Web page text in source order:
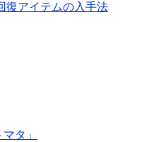
復アイテムの入手法
タ」